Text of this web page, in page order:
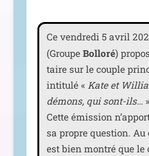
Ce ven­dre­di 5 avril
(Groupe Bolloré)
taire sur le couple
inti­tu­lé « Kate et
démons, qui sont-ils…
Cette émis­sion
sa propre ques­tion.
est bien mon­tré que le